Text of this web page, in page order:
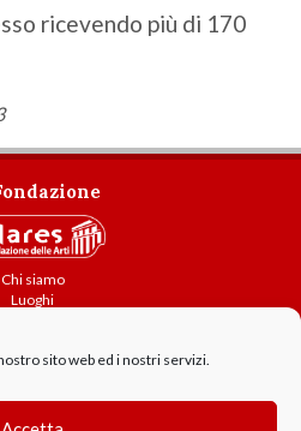
sito web ed i nostri servizi.
ricevendo più di 170
Chi siamo
Luoghi
Contatti
Policy